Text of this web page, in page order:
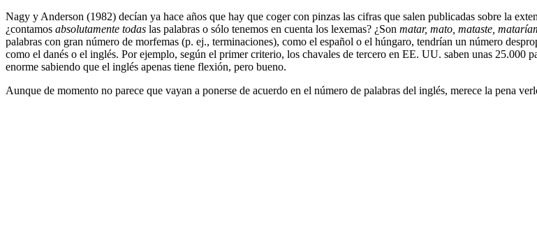
Nagy y Anderson (1982) decían ya hace años que hay que coger con pinzas las cifras que salen publicadas sobre la
¿contamos absolutamente todas las palabras o sólo tenemos en cuenta los lexemas? ¿Son matar, mato, mataste,
palabras con gran número de morfemas (p. ej., terminaciones), como el español o el húngaro, tendrían un número
como el danés o el inglés. Por ejemplo, según el primer criterio, los chavales de tercero en EE. UU. saben unas 25.000
enorme sabiendo que el inglés apenas tiene flexión, pero bueno.
Aunque de momento no parece que vayan a ponerse de acuerdo en el número de palabras del inglés, merece la pena